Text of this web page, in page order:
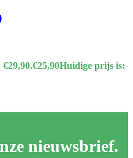
€25,90Huidige prijs is:
nieuwsbrief.